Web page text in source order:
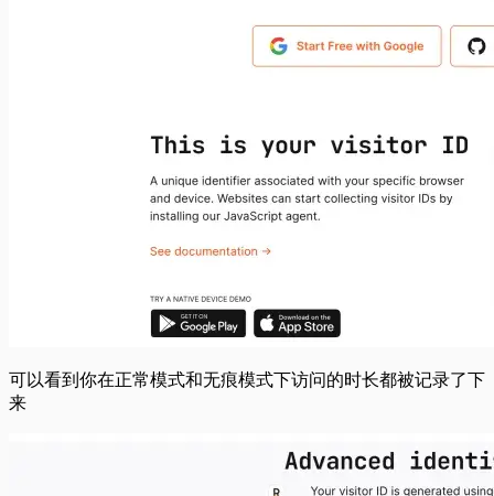
可以看到你在正常模式和无痕模式下访问的时长都被记录了下
来